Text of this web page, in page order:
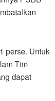
perse. Untuk
Tim
dapat